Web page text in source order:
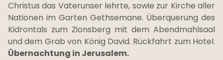
Christus das Vaterunser lehrte, sowie zur Kirche aller
Nationen im Garten Gethsemane. Überquerung des
Kidrontals zum Zionsberg mit dem Abendmahlsaal
und dem Grab von König David. Rückfahrt zum Hotel.
Übernachtung in Jerusalem.